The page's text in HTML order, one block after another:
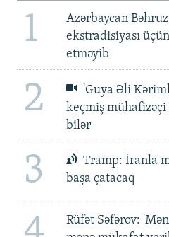
1
Azərbaycan
ekstradisiyası
etməyib
2
'Guya Əli
keçmiş
bilər
3
Tramp: İranla
başa çatacaq
Rüfət Səfərov: